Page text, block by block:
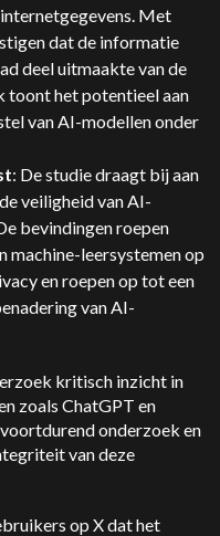
Met
dat de informatie
deel uitmaakte van de
toont het potentieel aan
van AI-modellen onder
: De studie draagt bij aan
veiligheid van AI-
bevindingen roepen
machine-leersystemen op
en roepen op tot een
van AI-
kritisch inzicht in
zoals ChatGPT en
onderzoek en
van deze
op X dat het